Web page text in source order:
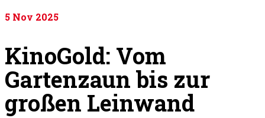
5 Nov 2025
KinoGold: Vom
Gartenzaun bis zur
großen Leinwand